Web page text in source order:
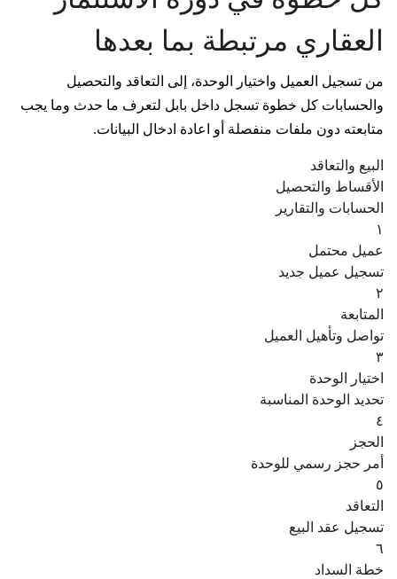
العقاري مرتبطة بما بعدها
من تسجيل العميل واختيار الوحدة، إلى التعاقد والتحصيل
والحسابات كل خطوة تسجل داخل بابل لتعرف ما حدث وما يجب
متابعته دون ملفات منفصلة أو اعادة ادخال البيانات.
البيع والتعاقد
الأقساط والتحصيل
الحسابات والتقارير
١
عميل محتمل
تسجيل عميل جديد
٢
المتابعة
تواصل وتأهيل العميل
٣
اختيار الوحدة
تحديد الوحدة المناسبة
٤
الحجز
أمر حجز رسمي للوحدة
٥
التعاقد
تسجيل عقد البيع
٦
خطة السداد